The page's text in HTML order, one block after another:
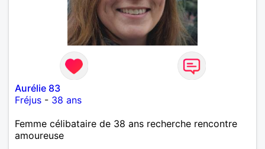
Aurélie 83
Fréjus - 38 ans
Femme célibataire de 38 ans recherche rencontre
amoureuse